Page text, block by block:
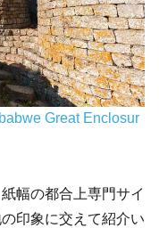
Great Enclosur
幅の都合上専門サイ
印象に交えて紹介い